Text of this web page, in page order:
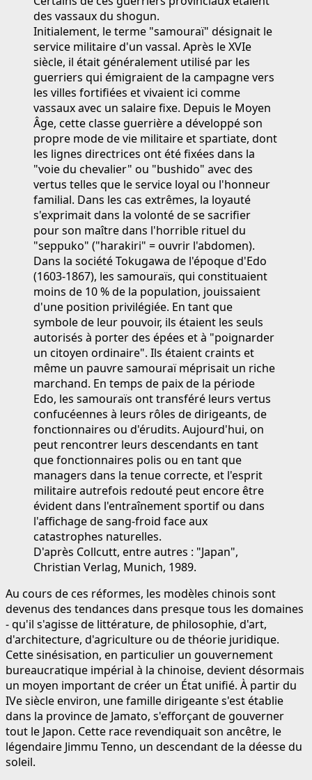
des vassaux du shogun.
Initialement, le terme "samouraï" désignait le
service militaire d'un vassal. Après le XVIe
siècle, il était généralement utilisé par les
guerriers qui émigraient de la campagne vers
les villes fortifiées et vivaient ici comme
vassaux avec un salaire fixe. Depuis le Moyen
Âge, cette classe guerrière a développé son
propre mode de vie militaire et spartiate, dont
les lignes directrices ont été fixées dans la
"voie du chevalier" ou "bushido" avec des
vertus telles que le service loyal ou l'honneur
familial. Dans les cas extrêmes, la loyauté
s'exprimait dans la volonté de se sacrifier
pour son maître dans l'horrible rituel du
"seppuko" ("harakiri" = ouvrir l'abdomen).
Dans la société Tokugawa de l'époque d'Edo
(1603-1867), les samouraïs, qui constituaient
moins de 10 % de la population, jouissaient
d'une position privilégiée. En tant que
symbole de leur pouvoir, ils étaient les seuls
autorisés à porter des épées et à "poignarder
un citoyen ordinaire". Ils étaient craints et
même un pauvre samouraï méprisait un riche
marchand. En temps de paix de la période
Edo, les samouraïs ont transféré leurs vertus
confucéennes à leurs rôles de dirigeants, de
fonctionnaires ou d'érudits. Aujourd'hui, on
peut rencontrer leurs descendants en tant
que fonctionnaires polis ou en tant que
managers dans la tenue correcte, et l'esprit
militaire autrefois redouté peut encore être
évident dans l'entraînement sportif ou dans
l'affichage de sang-froid face aux
catastrophes naturelles.
D'après Collcutt, entre autres : "Japan",
Christian Verlag, Munich, 1989.
Au cours de ces réformes, les modèles chinois sont
devenus des tendances dans presque tous les domaines
- qu'il s'agisse de littérature, de philosophie, d'art,
d'architecture, d'agriculture ou de théorie juridique.
Cette sinésisation, en particulier un gouvernement
bureaucratique impérial à la chinoise, devient désormais
un moyen important de créer un État unifié. À partir du
IVe siècle environ, une famille dirigeante s'est établie
dans la province de Jamato, s'efforçant de gouverner
tout le Japon. Cette race revendiquait son ancêtre, le
légendaire Jimmu Tenno, un descendant de la déesse du
soleil.